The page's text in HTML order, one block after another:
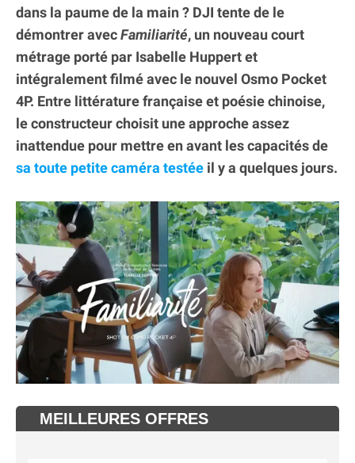
dans la paume de la main ? DJI tente de le
démontrer avecFamiliarité, un nouveau court
métrage porté par Isabelle Huppert et
intégralement filmé avec le nouvel Osmo Pocket
4P. Entre littérature française et poésie chinoise,
le constructeur choisit une approche assez
inattendue pour mettre en avant les capacités de
sa toute petite caméra testée il y a quelques jours.
MEILLEURES OFFRES